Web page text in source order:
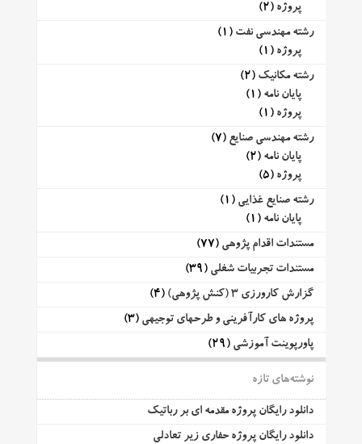
پروژه (2)
رشته مهندسی نفت (1)
پروژه (1)
رشته مکانیک (2)
پایان نامه (1)
پروژه (1)
رشته مهندسی صنایع (7)
پایان نامه (2)
پروژه (5)
رشته صنایع غذایی (1)
پایان نامه (1)
مستندات اقدام پژوهی (77)
مستندات تجربیات شغلی (39)
گزارش کارورزی 3 (کنش پژوهی)
(4)
پروژه های کارآفرینی و طرحهای توجیهی (3)
پاورپوینت آموزشی (29)
نوشته‌های تازه
دانلود رایگان پروژه مقدمه ای بر رباتیک
دانلود رایگان پروژه حفاری زیر تعادلی